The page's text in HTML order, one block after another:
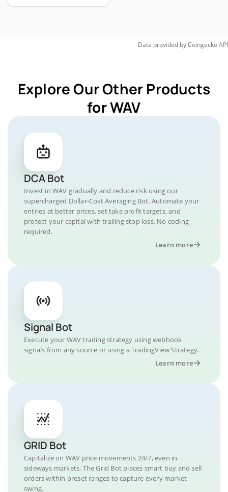
Data provided byCoingeckoAPI
Explore Our Other Products
for WAV
DCA Bot
Invest in WAV gradually and reduce risk using our
supercharged Dollar-Cost Averaging Bot. Automate your
entries at better prices, set take profit targets, and
protect your capital with trailing stop loss. No coding
required.
Learn more
Signal Bot
Execute your WAV trading strategy using webhook
signals from any source or using a TradingView Strategy.
Learn more
GRID Bot
Capitalize on WAV price movements 24/7, even in
sideways markets. The Grid Bot places smart buy and sell
orders within preset ranges to capture every market
swing.